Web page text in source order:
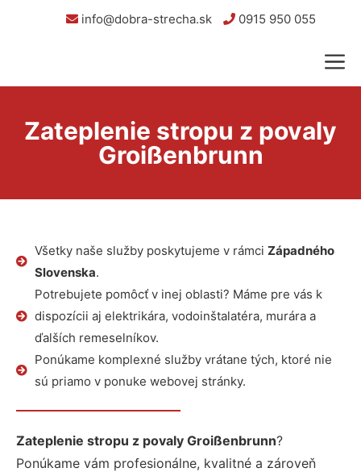
info@dobra-strecha.sk 0915 950 055
Zateplenie stropu z povaly
Groißenbrunn
Všetky naše služby poskytujeme v rámci Západného
Slovenska.
Potrebujete pomôcť v inej oblasti? Máme pre vás k
dispozícii aj elektrikára, vodoinštalatéra, murára a
ďalších remeselníkov.
Ponúkame komplexné služby vrátane tých, ktoré nie
sú priamo v ponuke webovej stránky.
Zateplenie stropu z povaly Groißenbrunn?
Ponúkame vám profesionálne, kvalitné a zároveň